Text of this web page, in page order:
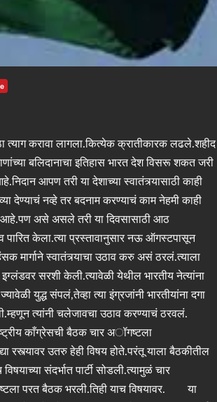
त्याग करावा लागला.कित्येक क्रातीकारक लढले.शहीद
बलिदानाचा इतिहास भारत देश विसरू शकत जरी
आपण तरी या देशाच्या स्वातंत्र्यासाठी काही
नव्हे तर बदनाम करण्याचं काम नेहमी काही
असे असले तरी या दिवसासाठी आठ
पारित केला.त्या प्रस्तावानुसार नऊ ऑगस्टपासून
स्वातंत्र्याचा उठाव करु असं ठरलं.त्याला
सरशी केली.त्यावेळी येथील भारतीय नेत्यांना
युद्ध संपलं,तेव्हा त्या इंग्रजांनी भारतीयांना दगा
त्यांनी चलेजावचा उठाव करण्याचं ठरवलं.
काँग्रेसची बैठक चार अॉगष्टला
रस्त्यावर उतरु हेही विषय होते.परंतू याला बैठकीतील
संदर्भात पार्टी सोडली.त्यामुळं चार
परत बैठक भरली.तिही याच विषयावर. या